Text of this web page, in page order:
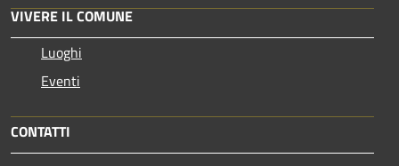
VIVERE IL COMUNE
Luoghi
Eventi
CONTATTI